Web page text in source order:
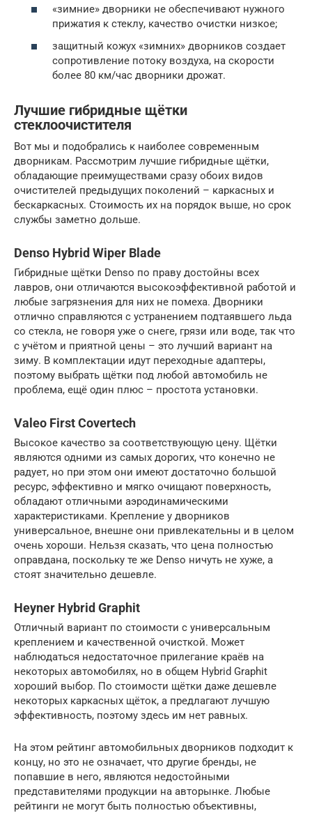
«зимние» дворники не обеспечивают нужного
прижатия к стеклу, качество очистки низкое;
защитный кожух «зимних» дворников создает
сопротивление потоку воздуха, на скорости
более 80 км/час дворники дрожат.
Лучшие гибридные щётки
стеклоочистителя
Вот мы и подобрались к наиболее современным
дворникам. Рассмотрим лучшие гибридные щётки,
обладающие преимуществами сразу обоих видов
очистителей предыдущих поколений – каркасных и
бескаркасных. Стоимость их на порядок выше, но срок
службы заметно дольше.
Denso Hybrid Wiper Blade
Гибридные щётки Denso по праву достойны всех
лавров, они отличаются высокоэффективной работой и
любые загрязнения для них не помеха. Дворники
отлично справляются с устранением подтаявшего льда
со стекла, не говоря уже о снеге, грязи или воде, так что
с учётом и приятной цены – это лучший вариант на
зиму. В комплектации идут переходные адаптеры,
поэтому выбрать щётки под любой автомобиль не
проблема, ещё один плюс – простота установки.
Valeo First Covertech
Высокое качество за соответствующую цену. Щётки
являются одними из самых дорогих, что конечно не
радует, но при этом они имеют достаточно большой
ресурс, эффективно и мягко очищают поверхность,
обладают отличными аэродинамическими
характеристиками. Крепление у дворников
универсальное, внешне они привлекательны и в целом
очень хороши. Нельзя сказать, что цена полностью
оправдана, поскольку те же Denso ничуть не хуже, а
стоят значительно дешевле.
Heyner Hybrid Graphit
Отличный вариант по стоимости с универсальным
креплением и качественной очисткой. Может
наблюдаться недостаточное прилегание краёв на
некоторых автомобилях, но в общем Hybrid Graphit
хороший выбор. По стоимости щётки даже дешевле
некоторых каркасных щёток, а предлагают лучшую
эффективность, поэтому здесь им нет равных.
На этом рейтинг автомобильных дворников подходит к
концу, но это не означает, что другие бренды, не
попавшие в него, являются недостойными
представителями продукции на авторынке. Любые
рейтинги не могут быть полностью объективны,